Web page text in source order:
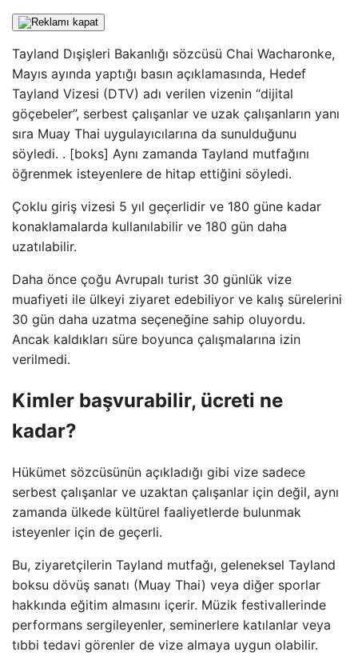
Tayland Dışişleri Bakanlığı sözcüsü Chai Wacharonke,
Mayıs ayında yaptığı basın açıklamasında, Hedef
Tayland Vizesi (DTV) adı verilen vizenin “dijital
göçebeler”, serbest çalışanlar ve uzak çalışanların yanı
sıra Muay Thai uygulayıcılarına da sunulduğunu
söyledi. . [boks] Aynı zamanda Tayland mutfağını
öğrenmek isteyenlere de hitap ettiğini söyledi.
Çoklu giriş vizesi 5 yıl geçerlidir ve 180 güne kadar
konaklamalarda kullanılabilir ve 180 gün daha
uzatılabilir.
Daha önce çoğu Avrupalı ​​turist 30 günlük vize
muafiyeti ile ülkeyi ziyaret edebiliyor ve kalış sürelerini
30 gün daha uzatma seçeneğine sahip oluyordu.
Ancak kaldıkları süre boyunca çalışmalarına izin
verilmedi.
Kimler başvurabilir, ücreti ne
kadar?
Hükümet sözcüsünün açıkladığı gibi vize sadece
serbest çalışanlar ve uzaktan çalışanlar için değil, aynı
zamanda ülkede kültürel faaliyetlerde bulunmak
isteyenler için de geçerli.
Bu, ziyaretçilerin Tayland mutfağı, geleneksel Tayland
boksu dövüş sanatı (Muay Thai) veya diğer sporlar
hakkında eğitim almasını içerir. Müzik festivallerinde
performans sergileyenler, seminerlere katılanlar veya
tıbbi tedavi görenler de vize almaya uygun olabilir.